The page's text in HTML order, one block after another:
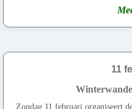
11
Zondag 11 februari organiseert